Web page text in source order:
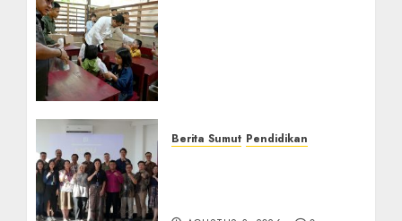
Berita Sumut Pendidikan